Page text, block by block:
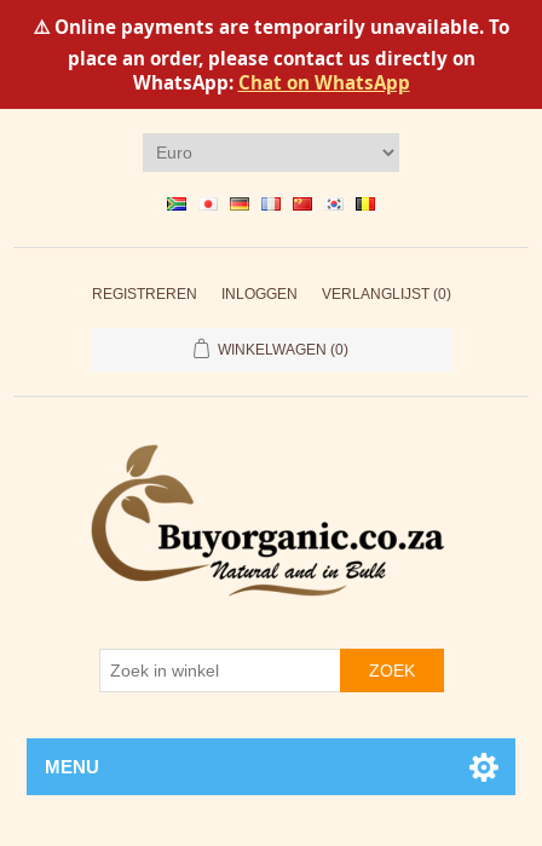
⚠️ Online payments are temporarily unavailable. To
place an order, please contact us directly on
WhatsApp: Chat on WhatsApp
REGISTREREN INLOGGEN VERLANGLIJST (0)
WINKELWAGEN (0)
ZOEK
MENU